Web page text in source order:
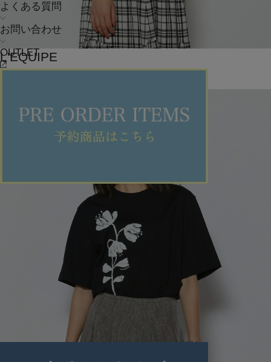
よくある質問
お問い合わせ
OUTLET
L'EQUIPE
カーディガン(かーでぃがん) /